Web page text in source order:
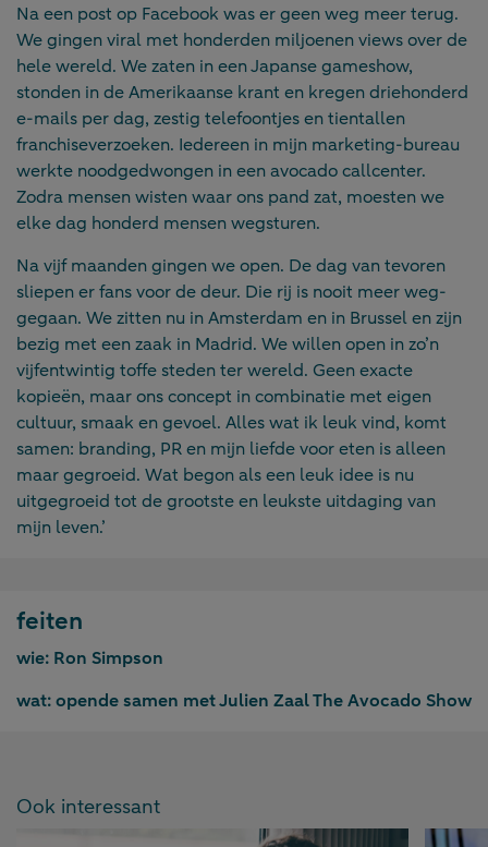
Na een post op Facebook was er geen weg meer terug.
We gingen viral met honderden miljoenen views over de
hele wereld. We zaten in een Japanse gameshow,
stonden in de Amerikaanse krant en kregen driehonderd
e-mails per dag, zestig telefoontjes en tientallen
franchiseverzoeken. Iedereen in mijn marketing-bureau
werkte noodgedwongen in een avocado callcenter.
Zodra mensen wisten waar ons pand zat, moesten we
elke dag honderd mensen wegsturen.
Na vijf maanden gingen we open. De dag van tevoren
sliepen er fans voor de deur. Die rij is nooit meer weg-
gegaan. We zitten nu in Amsterdam en in Brussel en zijn
bezig met een zaak in Madrid. We willen open in zo’n
vijfentwintig toffe steden ter wereld. Geen exacte
kopieën, maar ons concept in combinatie met eigen
cultuur, smaak en gevoel. Alles wat ik leuk vind, komt
samen: branding, PR en mijn liefde voor eten is alleen
maar gegroeid. Wat begon als een leuk idee is nu
uitgegroeid tot de grootste en leukste uitdaging van
mijn leven.’
feiten
wie: Ron Simpson
wat:opende samen met Julien Zaal The Avocado Show
Ook interessant